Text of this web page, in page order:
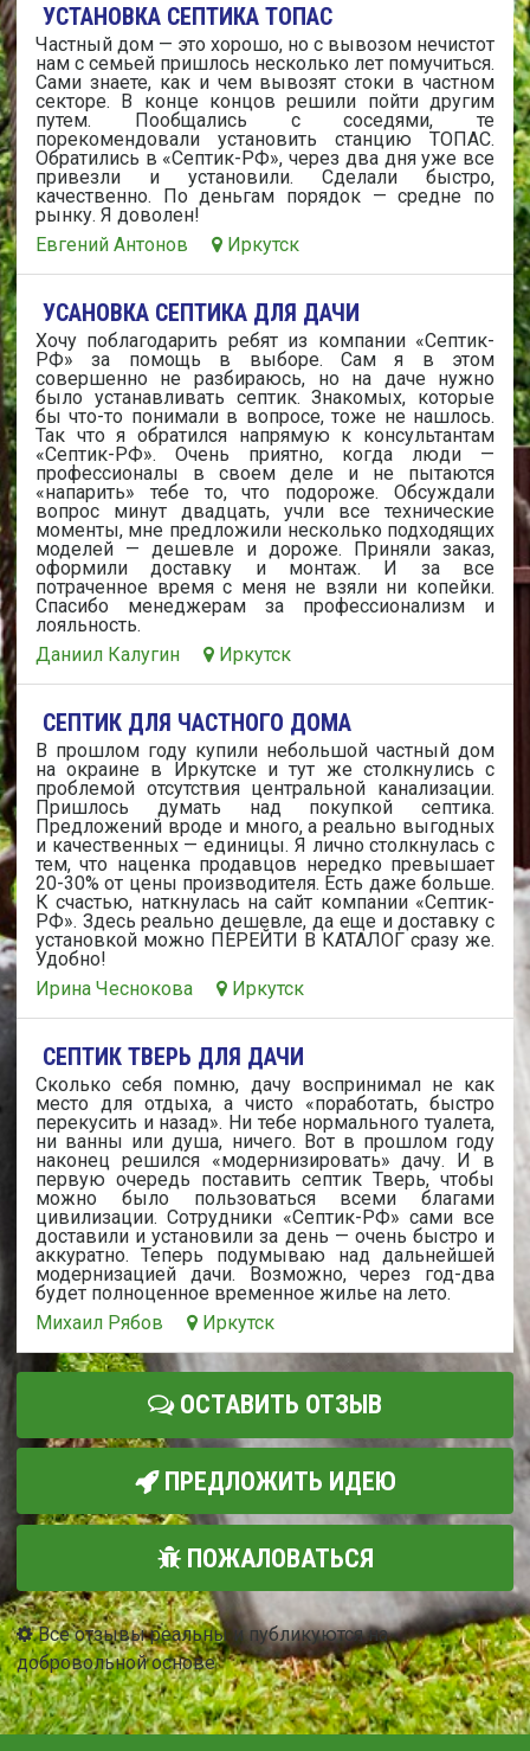
УСТАНОВКА СЕПТИКА ТОПАС
Частный дом — это хорошо, но с вывозом нечистот
нам с семьей пришлось несколько лет помучиться.
Сами знаете, как и чем вывозят стоки в частном
секторе. В конце концов решили пойти другим
путем. Пообщались с соседями, те
порекомендовали установить станцию ТОПАС.
Обратились в «Септик-РФ», через два дня уже все
привезли и установили. Сделали быстро,
качественно. По деньгам порядок — средне по
рынку. Я доволен!
Евгений Антонов
Иркутск
УСАНОВКА СЕПТИКА ДЛЯ ДАЧИ
Хочу поблагодарить ребят из компании «Септик-
РФ» за помощь в выборе. Сам я в этом
совершенно не разбираюсь, но на даче нужно
было устанавливать септик. Знакомых, которые
бы что-то понимали в вопросе, тоже не нашлось.
Так что я обратился напрямую к консультантам
«Септик-РФ». Очень приятно, когда люди —
профессионалы в своем деле и не пытаются
«напарить» тебе то, что подороже. Обсуждали
вопрос минут двадцать, учли все технические
моменты, мне предложили несколько подходящих
моделей — дешевле и дороже. Приняли заказ,
оформили доставку и монтаж. И за все
потраченное время с меня не взяли ни копейки.
Спасибо менеджерам за профессионализм и
лояльность.
Даниил Калугин
Иркутск
СЕПТИК ДЛЯ ЧАСТНОГО ДОМА
В прошлом году купили небольшой частный дом
на окраине в Иркутске и тут же столкнулись с
проблемой отсутствия центральной канализации.
Пришлось думать над покупкой септика.
Предложений вроде и много, а реально выгодных
и качественных — единицы. Я лично столкнулась с
тем, что наценка продавцов нередко превышает
20-30% от цены производителя. Есть даже больше.
К счастью, наткнулась на сайт компании «Септик-
РФ». Здесь реально дешевле, да еще и доставку с
установкой можно ПЕРЕЙТИ В КАТАЛОГ сразу же.
Удобно!
Ирина Чеснокова
Иркутск
СЕПТИК ТВЕРЬ ДЛЯ ДАЧИ
Сколько себя помню, дачу воспринимал не как
место для отдыха, а чисто «поработать, быстро
перекусить и назад». Ни тебе нормального туалета,
ни ванны или душа, ничего. Вот в прошлом году
наконец решился «модернизировать» дачу. И в
первую очередь поставить септик Тверь, чтобы
можно было пользоваться всеми благами
цивилизации. Сотрудники «Септик-РФ» сами все
доставили и установили за день — очень быстро и
аккуратно. Теперь подумываю над дальнейшей
модернизацией дачи. Возможно, через год-два
будет полноценное временное жилье на лето.
Михаил Рябов
Иркутск
ОСТАВИТЬ ОТЗЫВ
ПРЕДЛОЖИТЬ ИДЕЮ
ПОЖАЛОВАТЬСЯ
Все отзывы реальны и публикуются на
добровольной основе